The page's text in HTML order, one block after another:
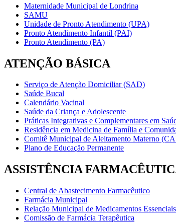
Maternidade Municipal de Londrina
SAMU
Unidade de Pronto Atendimento (UPA)
Pronto Atendimento Infantil (PAI)
Pronto Atendimento (PA)
ATENÇÃO BÁSICA
Serviço de Atenção Domiciliar (SAD)
Saúde Bucal
Calendário Vacinal
Saúde da Criança e Adolescente
Práticas Integrativas e Complementares em
Residência em Medicina de Família e
Comitê Municipal de Aleitamento Materno
Plano de Educação Permanente
ASSISTÊNCIA
Central de Abastecimento Farmacêutico
Farmácia Municipal
Relação Municipal de Medicamentos
Comissão de Farmácia Terapêutica